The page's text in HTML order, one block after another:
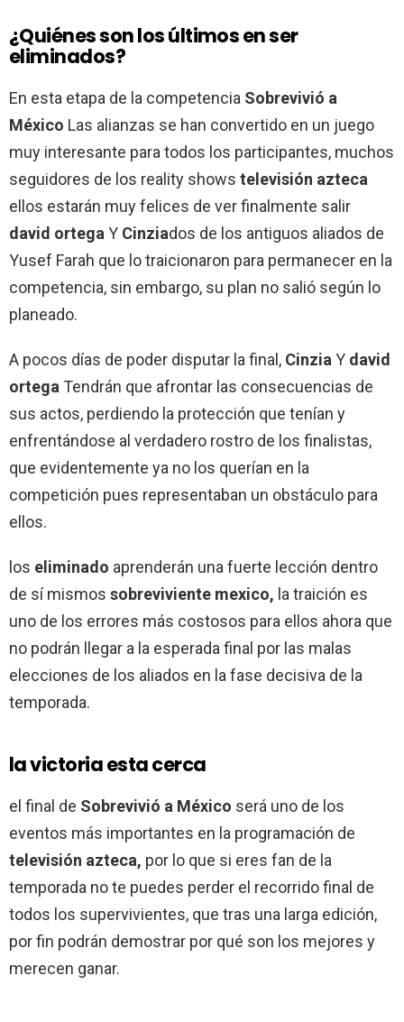
¿Quiénes son los últimos en ser
eliminados?
En esta etapa de la competencia Sobrevivió a
México Las alianzas se han convertido en un juego
muy interesante para todos los participantes, muchos
seguidores de los reality shows televisión azteca
ellos estarán muy felices de ver finalmente salir
david ortega Y Cinziados de los antiguos aliados de
Yusef Farah que lo traicionaron para permanecer en la
competencia, sin embargo, su plan no salió según lo
planeado.
A pocos días de poder disputar la final, Cinzia Y david
ortega Tendrán que afrontar las consecuencias de
sus actos, perdiendo la protección que tenían y
enfrentándose al verdadero rostro de los finalistas,
que evidentemente ya no los querían en la
competición pues representaban un obstáculo para
ellos.
los eliminado aprenderán una fuerte lección dentro
de sí mismos sobreviviente mexico, la traición es
uno de los errores más costosos para ellos ahora que
no podrán llegar a la esperada final por las malas
elecciones de los aliados en la fase decisiva de la
temporada.
la victoria esta cerca
el final de Sobrevivió a México será uno de los
eventos más importantes en la programación de
televisión azteca, por lo que si eres fan de la
temporada no te puedes perder el recorrido final de
todos los supervivientes, que tras una larga edición,
por fin podrán demostrar por qué son los mejores y
merecen ganar.